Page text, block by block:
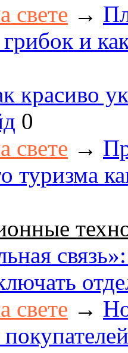
свете →
и
красиво
0
свете →
туризма
свете →